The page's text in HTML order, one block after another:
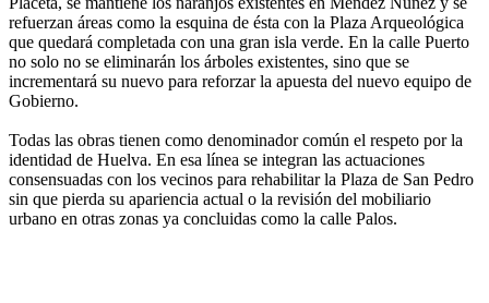
refuerzan áreas como la esquina de ésta con la Plaza Arqueológica
que quedará completada con una gran isla verde. En la calle Puerto
no solo no se eliminarán los árboles existentes, sino que se
incrementará su nuevo para reforzar la apuesta del nuevo equipo de
Gobierno.
Todas las obras tienen como denominador común el respeto por la
identidad de Huelva. En esa línea se integran las actuaciones
consensuadas con los vecinos para rehabilitar la Plaza de San Pedro
sin que pierda su apariencia actual o la revisión del mobiliario
urbano en otras zonas ya concluidas como la calle Palos.